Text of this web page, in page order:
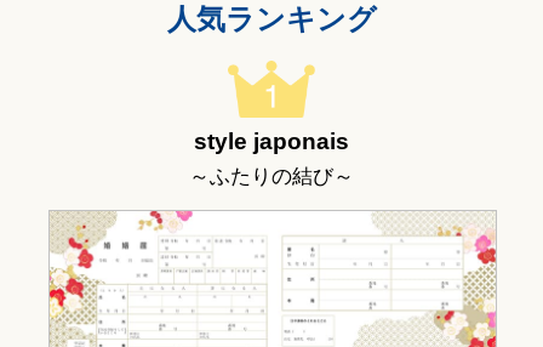
人気ランキング
style japonais
～ふたりの結び～